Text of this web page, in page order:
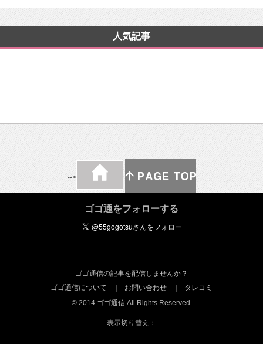
人気記事
-->
ゴゴ通をフォローする
ゴゴ通信の記事を配信しませんか？
ゴゴ通信について
お問い合わせ
タレコミ
© 2014 ゴゴ通信 All Rights Reserved.
表示切り替え：